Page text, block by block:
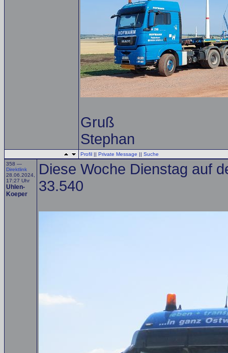
Gruß
Stephan
Profil || Private Message || Suche
358 —
Direktlink
28.06.2024,
17:27 Uhr
Uhlen-
Koeper
Diese Woche Dienstag auf
33.540